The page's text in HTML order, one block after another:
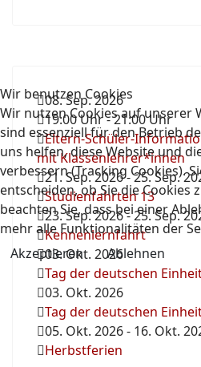
08. Sep. 2026
19:00 Uhr-21:00 Uhr
Eltern-Schüler-
mit Klassenlehrer*innen
21. Sep. 2026-25. Sep.
Studienfahrten 13
23. Sep. 2026-25. Sep.
Kennenlernfahrt
03. Okt. 2026
Tag der deutschen
03. Okt. 2026
Tag der deutschen
05. Okt. 2026- 16. Okt.
Herbstferien
Wir benutzen Cookies
Wir nutzen Cookies auf unserer
sind essenziell für den Betrieb
uns helfen, diese Website und
verbessern (Tracking Cookies).
entscheiden, ob Sie die Cookies
beachten Sie, dass bei einer
mehr alle Funktionalitäten der
Akzeptieren
Ablehnen